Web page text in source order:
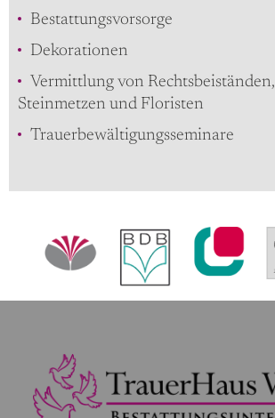
Bestattungsvorsorge
Dekorationen
Vermittlung von Rechtsbeiständen,
Steinmetzen und Floristen
Trauerbewältigungsseminare